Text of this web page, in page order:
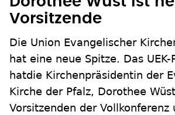
Vorsitzende
Die Union Evangelischer
hat eine neue Spitze. Das UEK-
hatdie Kirchenpräsidentin der
Kirche der Pfalz, Dorothee
Vorsitzenden der Vollkonferenz